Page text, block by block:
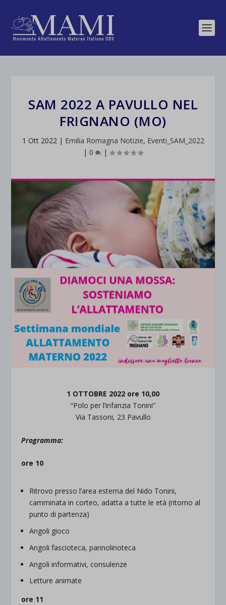
SAM 2022 A PAVULLO NEL
FRIGNANO (MO)
1 Ott 2022| Emilia Romagna Notizie, Eventi_SAM_2022
| 0 |
1 OTTOBRE 2022 ore 10,00
“Polo per l’infanzia Tonini”
Via Tassoni, 23 Pavullo
Programma:
ore 10
Ritrovo presso l’area esterna del Nido Tonini,
camminata in corteo, adatta a tutte le età (ritorno al
punto di partenza)
Angoli gioco
Angoli fascioteca, pannolinoteca
Angoli informativi, consulenze
Letture animate
ore 11